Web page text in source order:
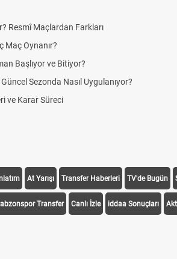
Resmî Maçlardan Farkları
Maç Oynanır?
Başlıyor ve Bitiyor?
Sezonda Nasıl Uygulanıyor?
ve Karar Süreci
At Yarışı Transfer Haberleri TV'de Bugün
Transfer Canlı İzle iddaa Sonuçları